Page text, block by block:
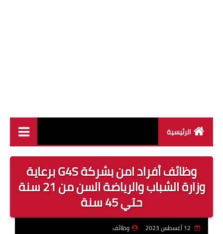
الرئيسية
وظائف القطاع العام
وظائف القطاع الخاص
وظائف جريدة الاهرام
وظائف وزارة القوى العاملة
وظائف أفراد امن بشركة G4S برعاية
وزارة الشباب والرياضة السن من 21 سنة
حتي 45 سنة
وظائف